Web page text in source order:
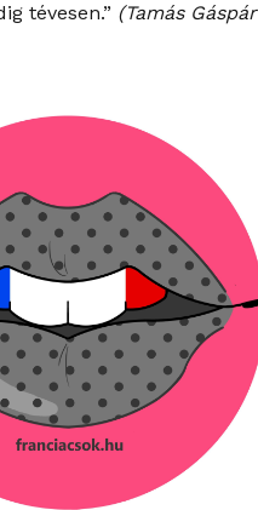
tévesen.” (Tamás Gáspár